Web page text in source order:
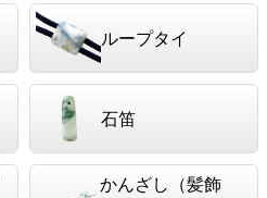
ループタイ
石笛
かんざし（髪飾